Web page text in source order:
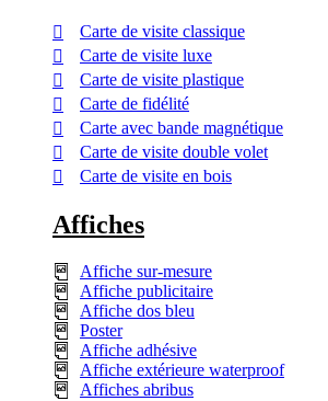
Carte de visite classique
Carte de visite luxe
Carte de visite plastique
Carte de fidélité
Carte avec bande magnétique
Carte de visite double volet
Carte de visite en bois
Affiches
Affiche sur-mesure
Affiche publicitaire
Affiche dos bleu
Poster
Affiche adhésive
Affiche extérieure waterproof
Affiches abribus